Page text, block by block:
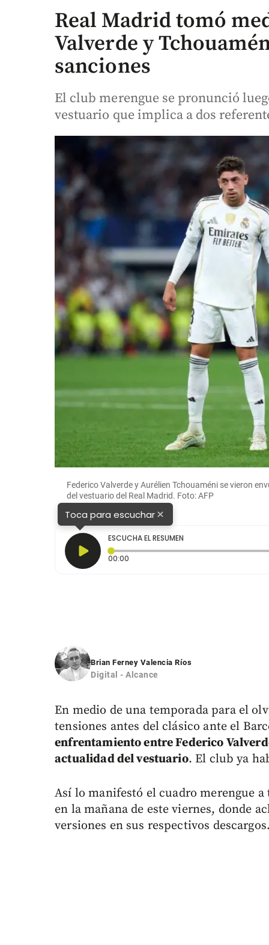
Real Madrid tomó
Valverde y
sanciones
El club merengue se pronunció
vestuario que implica a dos
Federico Valverde y Aurélien Tchouaméni se vieron
del vestuario del Real Madrid. Foto: AFP
Toca para escuchar×
ESCUCHA EL RESUMEN
00:00
Brian Ferney Valencia Ríos
Digital - Alcance
En medio de una temporada para el
tensiones antes del clásico ante el
enfrentamiento entre Federico
actualidad del vestuario. El club ya
Así lo manifestó el cuadro merengue
en la mañana de este viernes, donde
versiones en sus respectivos